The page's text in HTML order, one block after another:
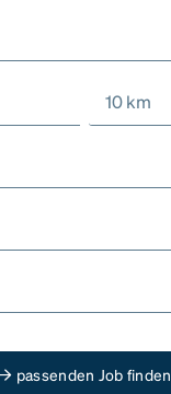
10 km
passenden Job finden